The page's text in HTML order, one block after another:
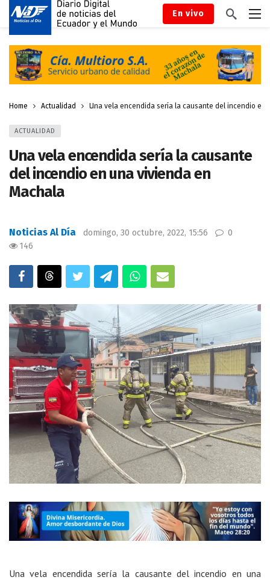
En vivo
Home Actualidad Una vela encendida sería la causante del incendio en
ACTUALIDAD
Una vela encendida sería la causante
del incendio en una vivienda en
Machala
Noticias Al Día domingo, 30 octubre, 2022, 15:56
0
146
Una vela encendida sería la causante del incendio en una